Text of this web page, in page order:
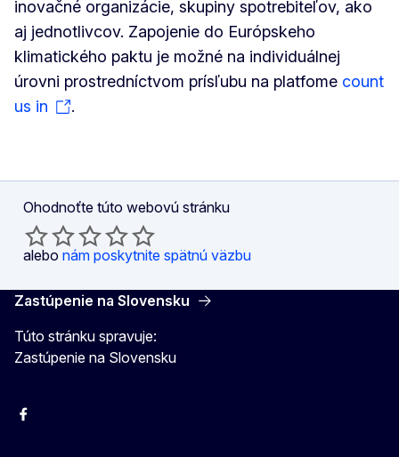
inovačné organizácie, skupiny spotrebiteľov, ako
aj jednotlivcov. Zapojenie do Európskeho
klimatického paktu je možné na individuálnej
úrovni prostredníctvom prísľubu na platfome count
us in
.
Ohodnoťte túto webovú stránku
alebo nám poskytnite spätnú väzbu
Zastúpenie na Slovensku
Túto stránku spravuje:
Zastúpenie na Slovensku
Facebook